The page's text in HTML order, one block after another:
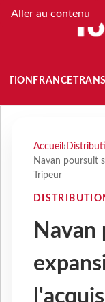
Aller au contenu
FRANCE
Accueil ›
Navan poursuit
Tripeur
Navan